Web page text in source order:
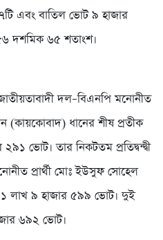
এবং বাতিল ভোট ৯ হাজার
দশমিক ৬৫ শতাংশ।
দল–বিএনপি মনোনীত
(কায়কোবাদ) ধানের শীষ প্রতীক
ভোট। তার নিকটতম প্রতিদ্বন্দ্বী
প্রার্থী মোঃ ইউসুফ সোহেল
১ লাখ ৯ হাজার ৫৯৯ ভোট। দুই
৬৯২ ভোট।